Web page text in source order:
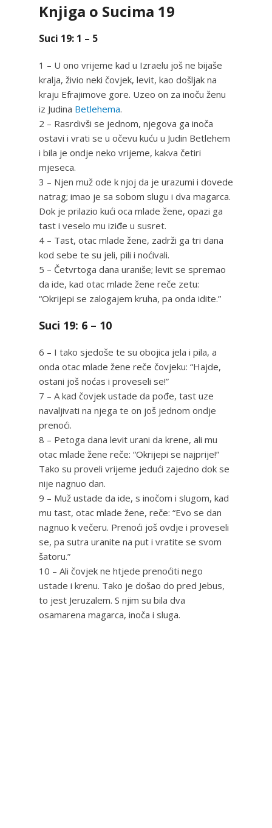
Knjiga o Sucima 19
Suci 19: 1 – 5
1 – U ono vrijeme kad u Izraelu još ne bijaše
kralja, živio neki čovjek, levit, kao došljak na
kraju Efrajimove gore. Uzeo on za inoču ženu
iz Judina Betlehema.
2 – Rasrdivši se jednom, njegova ga inoča
ostavi i vrati se u očevu kuću u Judin Betlehem
i bila je ondje neko vrijeme, kakva četiri
mjeseca.
3 – Njen muž ode k njoj da je urazumi i dovede
natrag; imao je sa sobom slugu i dva magarca.
Dok je prilazio kući oca mlade žene, opazi ga
tast i veselo mu iziđe u susret.
4 – Tast, otac mlade žene, zadrži ga tri dana
kod sebe te su jeli, pili i noćivali.
5 – Četvrtoga dana uraniše; levit se spremao
da ide, kad otac mlade žene reče zetu:
“Okrijepi se zalogajem kruha, pa onda idite.”
Suci 19: 6 – 10
6 – I tako sjedoše te su obojica jela i pila, a
onda otac mlade žene reče čovjeku: “Hajde,
ostani još noćas i proveseli se!”
7 – A kad čovjek ustade da pođe, tast uze
navaljivati na njega te on još jednom ondje
prenoći.
8 – Petoga dana levit urani da krene, ali mu
otac mlade žene reče: “Okrijepi se najprije!”
Tako su proveli vrijeme jedući zajedno dok se
nije nagnuo dan.
9 – Muž ustade da ide, s inočom i slugom, kad
mu tast, otac mlade žene, reče: “Evo se dan
nagnuo k večeru. Prenoći još ovdje i proveseli
se, pa sutra uranite na put i vratite se svom
šatoru.”
10 – Ali čovjek ne htjede prenoćiti nego
ustade i krenu. Tako je došao do pred Jebus,
to jest Jeruzalem. S njim su bila dva
osamarena magarca, inoča i sluga.